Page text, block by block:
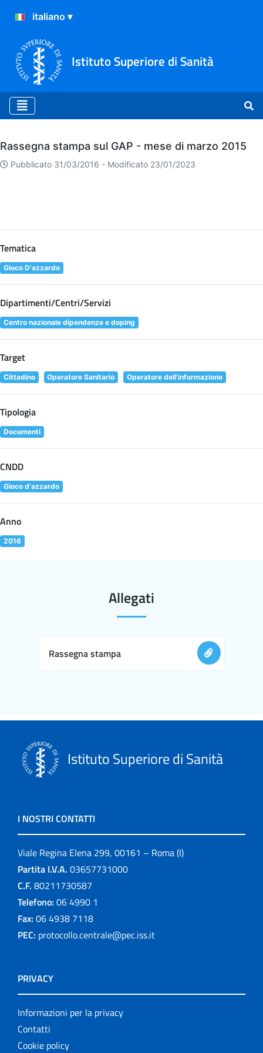
Istituto Superiore di Sanità
Archivio
Rassegna stampa sul GAP - mese di marzo 2015
Pubblicato 31/03/2016 - Modificato 23/01/2023
Tematica
Gioco D'azzardo
Dipartimenti/Centri/Servizi
Centro nazionale dipendenze e doping
Target
Cittadino Operatore Sanitario Operatore dell'informazione
Tipologia
Documenti
CNDD
Gioco d'azzardo
Anno
2016
Allegati
Rassegna stampa
Istituto Superiore di Sanità
I NOSTRI CONTATTI
Viale Regina Elena 299, 00161 – Roma (I)
Partita I.V.A. 03657731000
C.F. 80211730587
Telefono: 06 4990 1
Fax: 06 4938 7118
PEC: protocollo.centrale@pec.iss.it
PRIVACY
Informazioni per la privacy
Contatti
Cookie policy